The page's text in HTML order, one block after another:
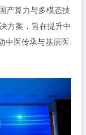
产算力与多模态技
方案，旨在提升中
中医传承与基层医